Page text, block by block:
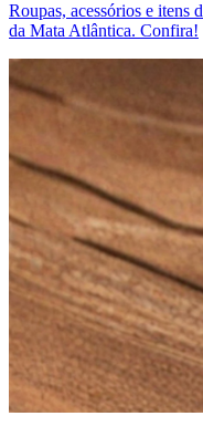
Roupas, acessórios e itens
da Mata Atlântica. Confira!